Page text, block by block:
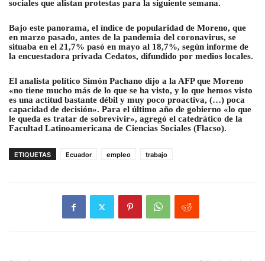
sociales que alistan protestas para la siguiente semana.
Bajo este panorama, el índice de popularidad de Moreno, que
en marzo pasado, antes de la pandemia del coronavirus, se
situaba en el 21,7% pasó en mayo al 18,7%, según informe de
la encuestadora privada Cedatos, difundido por medios locales.
El analista político Simón Pachano dijo a la AFP que Moreno
«no tiene mucho más de lo que se ha visto, y lo que hemos visto
es una actitud bastante débil y muy poco proactiva, (…) poca
capacidad de decisión». Para el último año de gobierno «lo que
le queda es tratar de sobrevivir», agregó el catedrático de la
Facultad Latinoamericana de Ciencias Sociales (Flacso).
ETIQUETAS Ecuador empleo trabajo